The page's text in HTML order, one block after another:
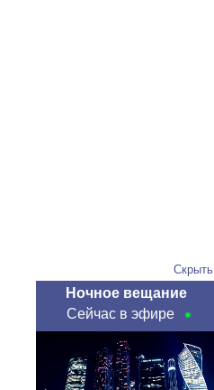
Скрыть
Ночное вещание
Сейчас в эфире